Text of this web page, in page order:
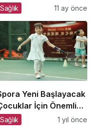
Sağlıkta Yeni
Sağlık 11 ay önce
Yeni Başlayacak
İçin Önemli
Sağlık 1 yıl önce